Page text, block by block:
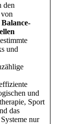
den
und
und
Sport
das
nur